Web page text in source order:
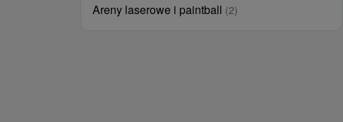
Areny laserowe i paintball (2)